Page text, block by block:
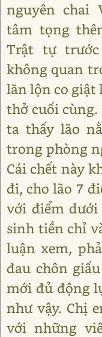
nguyên chai
tâm tọng
Trật tự
không quan
lăn lộn co
thở cuối
ta thấy lão
trong phòng
Cái chết này
đi, cho lão 7
với điểm
sinh tiền chỉ
luận xem,
đau chôn
mới đủ động
như vậy. Chị
với những